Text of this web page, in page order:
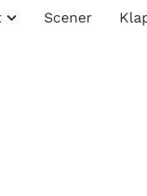
Scener